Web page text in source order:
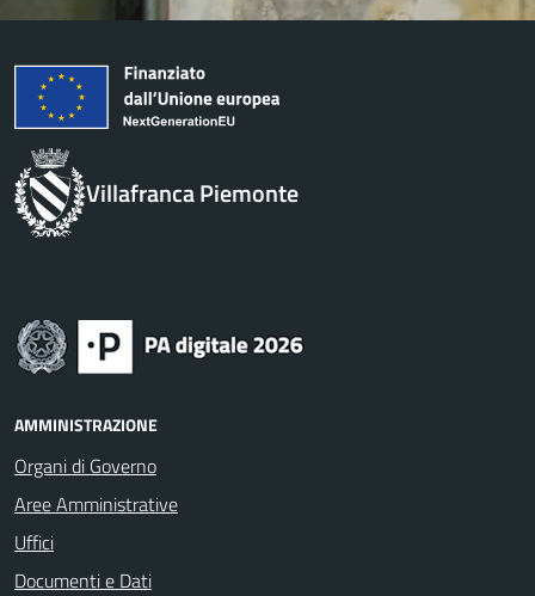
Villafranca Piemonte
AMMINISTRAZIONE
Organi di Governo
Aree Amministrative
Uffici
Documenti e Dati